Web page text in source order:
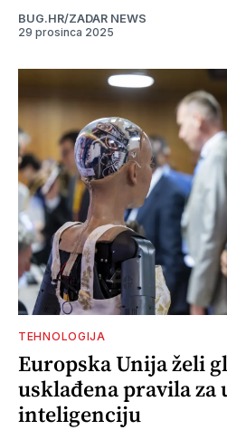
BUG.HR/ZADAR NEWS
29 prosinca 2025
TEHNOLOGIJA
Europska Unija želi
usklađena pravila za
inteligenciju